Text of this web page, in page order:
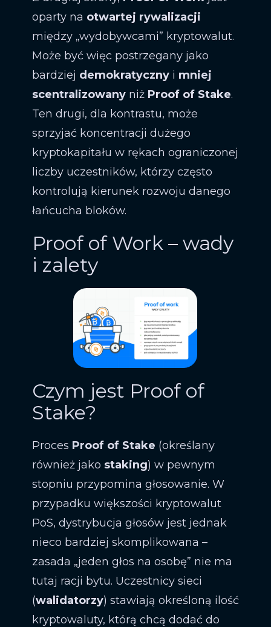
oparty na otwartej rywalizacji
między „wydobywcami” kryptowalut.
Może być więc postrzegany jako
bardziej demokratycznyi mniej
scentralizowanyniż Proof of Stake.
Ten drugi, dla kontrastu, może
sprzyjać koncentracji dużego
kryptokapitału w rękach ograniczonej
liczby uczestników, którzy często
kontrolują kierunek rozwoju danego
łańcucha bloków.
Proof of Work – wady
i zalety
Czym jest Proof of
Stake?
Proces Proof of Stake (określany
również jako staking) w pewnym
stopniu przypomina głosowanie. W
przypadku większości kryptowalut
PoS, dystrybucja głosów jest jednak
nieco bardziej skomplikowana –
zasada „jeden głos na osobę” nie ma
tutaj racji bytu. Uczestnicy sieci
(walidatorzy) stawiają określoną ilość
kryptowaluty, którą chcą dodać do